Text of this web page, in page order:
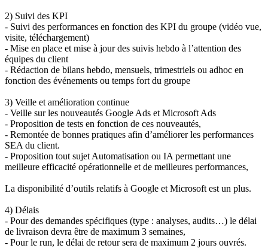
2) Suivi des KPI
- Suivi des performances en fonction des KPI du groupe (vidéo vue,
visite, téléchargement)
- Mise en place et mise à jour des suivis hebdo à l’attention des
équipes du client
- Rédaction de bilans hebdo, mensuels, trimestriels ou adhoc en
fonction des événements ou temps fort du groupe
3) Veille et amélioration continue
- Veille sur les nouveautés Google Ads et Microsoft Ads
- Proposition de tests en fonction de ces nouveautés,
- Remontée de bonnes pratiques afin d’améliorer les performances
SEA du client.
- Proposition tout sujet Automatisation ou IA permettant une
meilleure efficacité opérationnelle et de meilleures performances,
La disponibilité d’outils relatifs à Google et Microsoft est un plus.
4) Délais
- Pour des demandes spécifiques (type : analyses, audits…) le délai
de livraison devra être de maximum 3 semaines,
- Pour le run, le délai de retour sera de maximum 2 jours ouvrés.